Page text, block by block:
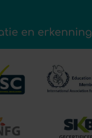
en erkenning